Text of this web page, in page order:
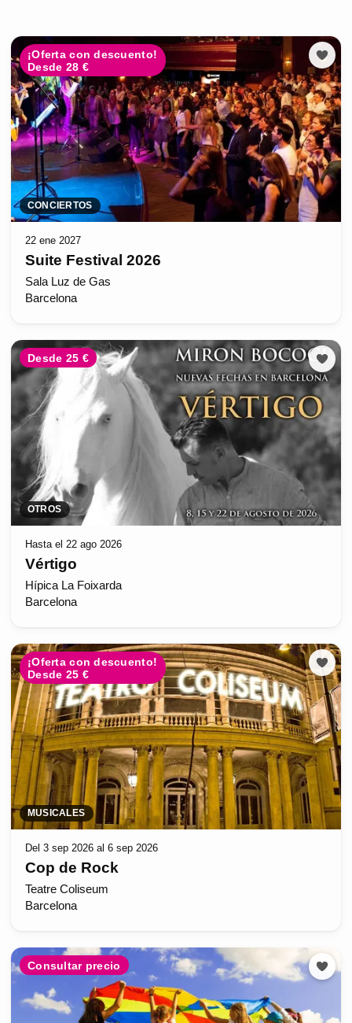
¡Oferta con descuento!
Desde 28 €
CONCIERTOS
22 ene 2027
Suite Festival 2026
Sala Luz de Gas
Barcelona
Desde 25 €
OTROS
Hasta el 22 ago 2026
Vértigo
Hípica La Foixarda
Barcelona
¡Oferta con descuento!
Desde 25 €
MUSICALES
Del 3 sep 2026 al 6 sep 2026
Cop de Rock
Teatre Coliseum
Barcelona
Consultar precio